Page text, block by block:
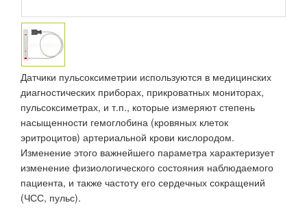
Датчики пульсоксиметрии используются в медицинских
диагностических приборах, прикроватных мониторах,
пульсоксиметрах, и т.п., которые измеряют степень
насыщенности гемоглобина (кровяных клеток
эритроцитов) артериальной крови кислородом.
Изменение этого важнейшего параметра характеризует
изменение физиологического состояния наблюдаемого
пациента, и также частоту его сердечных сокращений
(ЧСС, пульс).